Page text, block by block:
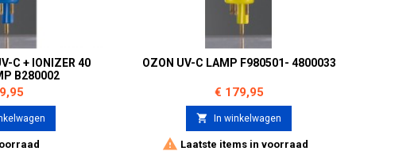
C + IONIZER 40
B280002
OZON UV-C LAMP F980501- 4800033
Prijs
€ 179,95
 In winkelwagen
 Laatste items in voorraad